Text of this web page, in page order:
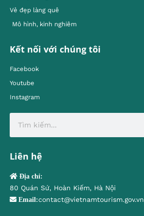
Vẻ đẹp làng quê
Mô hình, kinh nghiêm
Kết nối với chúng tôi
Facebook
Youtube
Instagram
Liên hệ
Địa chỉ:
80 Quán Sứ, Hoàn Kiếm, Hà Nội
Email:contact@vietnamtourism.gov.vn